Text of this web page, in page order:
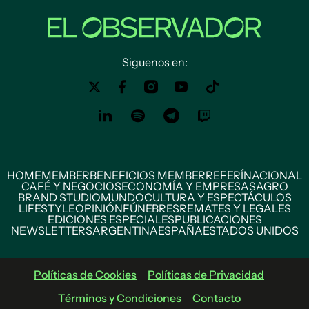
Siguenos en:
HOMEMEMBERBENEFICIOS MEMBERREFERÍNACIONAL
CAFÉ Y NEGOCIOSECONOMÍA Y EMPRESASAGRO
BRAND STUDIOMUNDOCULTURA Y ESPECTÁCULOS
LIFESTYLEOPINIÓNFÚNEBRESREMATES Y LEGALES
EDICIONES ESPECIALESPUBLICACIONES
NEWSLETTERSARGENTINAESPAÑAESTADOS UNIDOS
Políticas de Cookies
Políticas de Privacidad
Términos y Condiciones
Contacto